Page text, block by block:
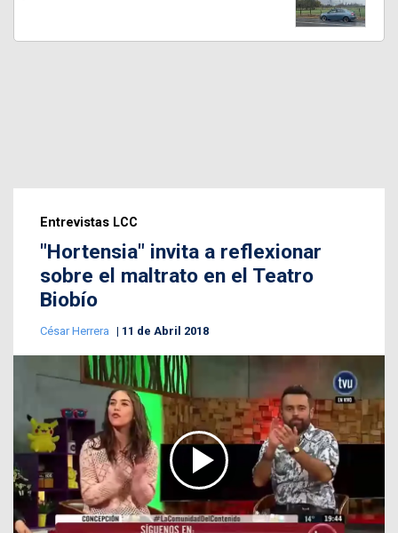
Entrevistas LCC
"Hortensia" invita a reflexionar
sobre el maltrato en el Teatro
Biobío
César Herrera 11 de Abril 2018